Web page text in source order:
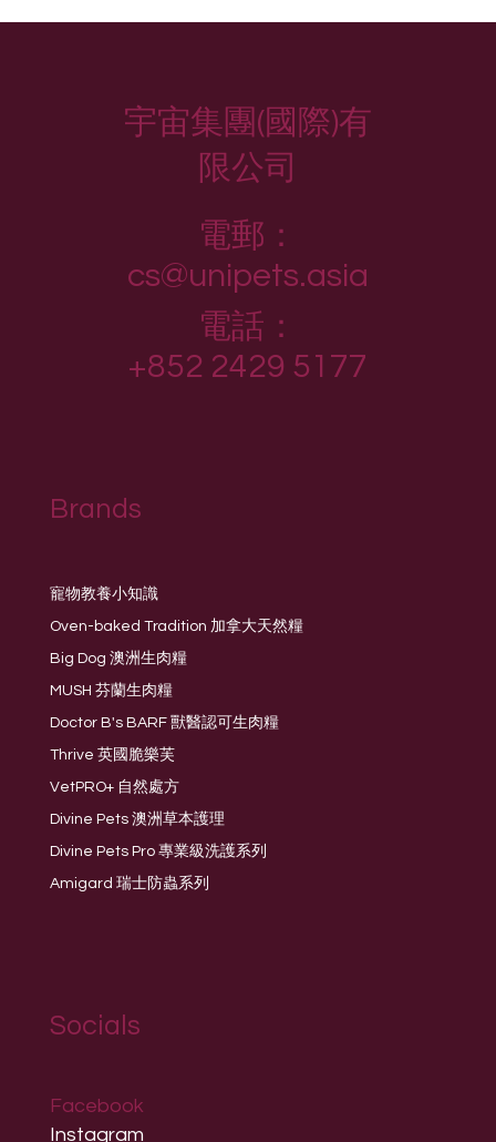
Brands
寵物教養小知識
Oven-baked Tradition 加拿大天然糧
Big Dog 澳洲生肉糧
MUSH 芬蘭生肉糧
Doctor B's BARF 獸醫認可生肉糧
Thrive 英國脆樂芙
VetPRO+ 自然處方
Divine Pets 澳洲草本護理
Divine Pets Pro 專業級洗護系列
Amigard 瑞士防蟲系列
Socials
Facebook
Instagram
宇宙集團(國際)有
限公司
電郵：
cs@unipets.asia
電話：
+852 2429 5177